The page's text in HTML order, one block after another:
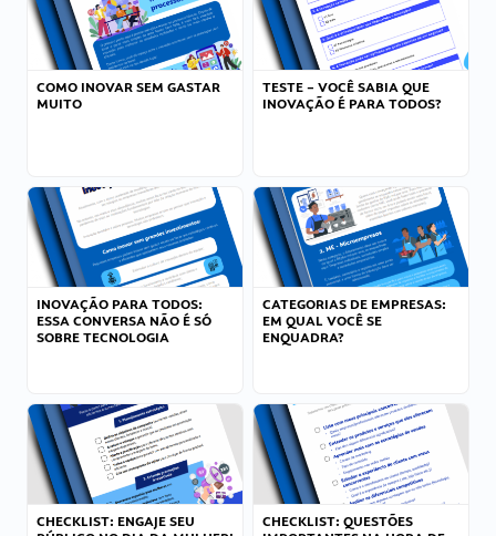
COMO INOVAR SEM GASTAR
MUITO
TESTE – VOCÊ SABIA QUE
INOVAÇÃO É PARA TODOS?
INOVAÇÃO PARA TODOS:
ESSA CONVERSA NÃO É SÓ
SOBRE TECNOLOGIA
CATEGORIAS DE EMPRESAS:
EM QUAL VOCÊ SE
ENQUADRA?
CHECKLIST: ENGAJE SEU
CHECKLIST: QUESTÕES